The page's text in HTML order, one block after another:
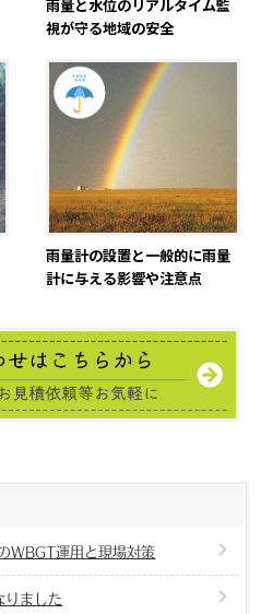
雨量と水位のリアルタイム監
視が守る地域の安全
雨量計の設置と一般的に雨量
計に与える影響や注意点
WBGT運用と現場対策
りました